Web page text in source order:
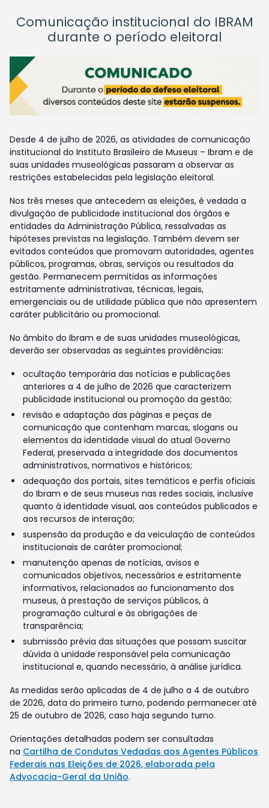
Comunicação institucional do IBRAM
durante o período eleitoral
Desde 4 de julho de 2026, as atividades de comunicação
institucional do Instituto Brasileiro de Museus – Ibram e de
suas unidades museológicas passaram a observar as
restrições estabelecidas pela legislação eleitoral.
Nos três meses que antecedem as eleições, é vedada a
divulgação de publicidade institucional dos órgãos e
entidades da Administração Pública, ressalvadas as
hipóteses previstas na legislação. Também devem ser
evitados conteúdos que promovam autoridades, agentes
públicos, programas, obras, serviços ou resultados da
gestão. Permanecem permitidas as informações
estritamente administrativas, técnicas, legais,
emergenciais ou de utilidade pública que não apresentem
caráter publicitário ou promocional.
No âmbito do Ibram e de suas unidades museológicas,
deverão ser observadas as seguintes providências:
ocultação temporária das notícias e publicações
anteriores a 4 de julho de 2026 que caracterizem
publicidade institucional ou promoção da gestão;
revisão e adaptação das páginas e peças de
comunicação que contenham marcas, slogans ou
elementos da identidade visual do atual Governo
Federal, preservada a integridade dos documentos
administrativos, normativos e históricos;
adequação dos portais, sites temáticos e perfis oficiais
do Ibram e de seus museus nas redes sociais, inclusive
quanto à identidade visual, aos conteúdos publicados e
aos recursos de interação;
suspensão da produção e da veiculação de conteúdos
institucionais de caráter promocional;
manutenção apenas de notícias, avisos e
comunicados objetivos, necessários e estritamente
informativos, relacionados ao funcionamento dos
museus, à prestação de serviços públicos, à
programação cultural e às obrigações de
transparência;
submissão prévia das situações que possam suscitar
dúvida à unidade responsável pela comunicação
institucional e, quando necessário, à análise jurídica.
As medidas serão aplicadas de 4 de julho a 4 de outubro
de 2026, data do primeiro turno, podendo permanecer até
25 de outubro de 2026, caso haja segundo turno.
Orientações detalhadas podem ser consultadas
na Cartilha de Condutas Vedadas aos Agentes Públicos
Federais nas Eleições de 2026, elaborada pela
Advocacia-Geral da União.